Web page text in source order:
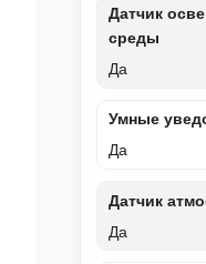
Датчик
среды
Да
Умные
Да
Датчик
Да